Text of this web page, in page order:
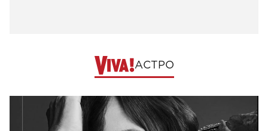
АСТРО